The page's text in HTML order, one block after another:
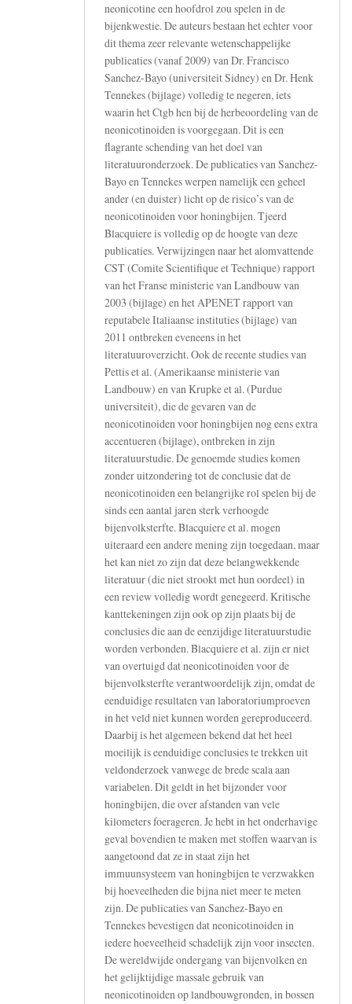
neonicotine een hoofdrol zou spelen in de
bijenkwestie. De auteurs bestaan het echter voor
dit thema zeer relevante wetenschappelijke
publicaties (vanaf 2009) van Dr. Francisco
Sanchez-Bayo (universiteit Sidney) en Dr. Henk
Tennekes (bijlage) volledig te negeren, iets
waarin het Ctgb hen bij de herbeoordeling van de
neonicotinoiden is voorgegaan. Dit is een
flagrante schending van het doel van
literatuuronderzoek. De publicaties van Sanchez-
Bayo en Tennekes werpen namelijk een geheel
ander (en duister) licht op de risico’s van de
neonicotinoiden voor honingbijen. Tjeerd
Blacquiere is volledig op de hoogte van deze
publicaties. Verwijzingen naar het alomvattende
CST (Comite Scientifique et Technique) rapport
van het Franse ministerie van Landbouw van
2003 (bijlage) en het APENET rapport van
reputabele Italiaanse instituties (bijlage) van
2011 ontbreken eveneens in het
literatuuroverzicht. Ook de recente studies van
Pettis et al. (Amerikaanse ministerie van
Landbouw) en van Krupke et al. (Purdue
universiteit), die de gevaren van de
neonicotinoiden voor honingbijen nog eens extra
accentueren (bijlage), ontbreken in zijn
literatuurstudie. De genoemde studies komen
zonder uitzondering tot de conclusie dat de
neonicotinoiden een belangrijke rol spelen bij de
sinds een aantal jaren sterk verhoogde
bijenvolksterfte. Blacquiere et al. mogen
uiteraard een andere mening zijn toegedaan, maar
het kan niet zo zijn dat deze belangwekkende
literatuur (die niet strookt met hun oordeel) in
een review volledig wordt genegeerd. Kritische
kanttekeningen zijn ook op zijn plaats bij de
conclusies die aan de eenzijdige literatuurstudie
worden verbonden. Blacquiere et al. zijn er niet
van overtuigd dat neonicotinoiden voor de
bijenvolksterfte verantwoordelijk zijn, omdat de
eenduidige resultaten van laboratoriumproeven
in het veld niet kunnen worden gereproduceerd.
Daarbij is het algemeen bekend dat het heel
moeilijk is eenduidige conclusies te trekken uit
veldonderzoek vanwege de brede scala aan
variabelen. Dit geldt in het bijzonder voor
honingbijen, die over afstanden van vele
kilometers foerageren. Je hebt in het onderhavige
geval bovendien te maken met stoffen waarvan is
aangetoond dat ze in staat zijn het
immuunsysteem van honingbijen te verzwakken
bij hoeveelheden die bijna niet meer te meten
zijn. De publicaties van Sanchez-Bayo en
Tennekes bevestigen dat neonicotinoiden in
iedere hoeveelheid schadelijk zijn voor insecten.
De wereldwijde ondergang van bijenvolken en
het gelijktijdige massale gebruik van
neonicotinoiden op landbouwgronden, in bossen